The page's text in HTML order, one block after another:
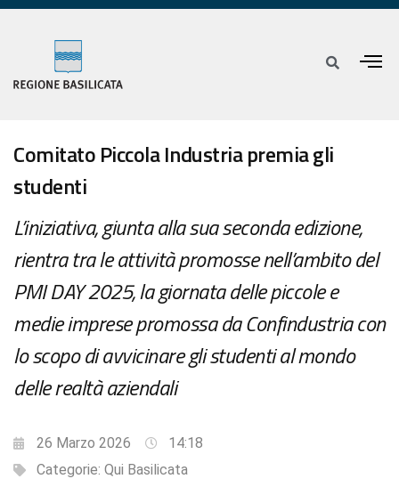
Comitato Piccola Industria premia gli
studenti
L’iniziativa, giunta alla sua seconda edizione,
rientra tra le attività promosse nell’ambito del
PMI DAY 2025, la giornata delle piccole e
medie imprese promossa da Confindustria con
lo scopo di avvicinare gli studenti al mondo
delle realtà aziendali
26 Marzo 2026
14:18
Categorie: Qui Basilicata